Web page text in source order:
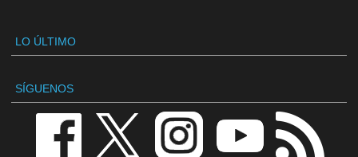
LO ÚLTIMO
SÍGUENOS